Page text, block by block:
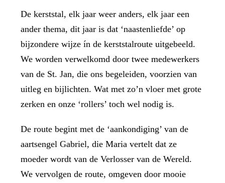
De kerststal, elk jaar weer anders, elk jaar een
ander thema, dit jaar is dat ‘naastenliefde’ op
bijzondere wijze ín de kerststalroute uitgebeeld.
We worden verwelkomd door twee medewerkers
van de St. Jan, die ons begeleiden, voorzien van
uitleg en bijlichten. Wat met zo’n vloer met grote
zerken en onze ‘rollers’ toch wel nodig is.
De route begint met de ‘aankondiging’ van de
aartsengel Gabriel, die Maria vertelt dat ze
moeder wordt van de Verlosser van de Wereld.
We vervolgen de route, omgeven door mooie